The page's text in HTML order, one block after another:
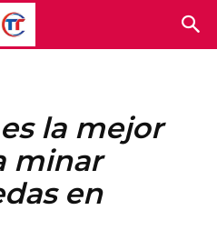
la mejor
minar
en